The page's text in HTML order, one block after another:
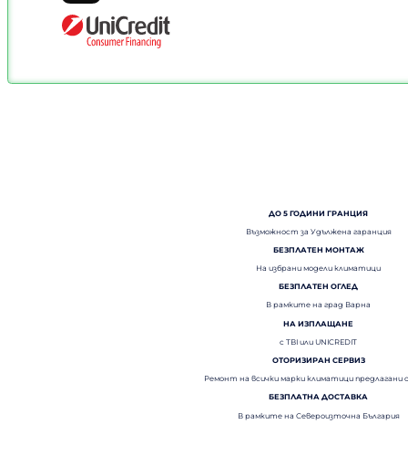
ДО 5 ГОДИНИ ГРАНЦИЯ
Възможност за Удължена гаранция
БЕЗПЛАТЕН МОНТАЖ
На избрани модели климатици
БЕЗПЛАТЕН ОГЛЕД
В рамките на град Варна
НА ИЗПЛАЩАНЕ
с TBI или UNICREDIT
ОТОРИЗИРАН СЕРВИЗ
Ремонт на всички марки климатици предлагани
БЕЗПЛАТНА ДОСТАВКА
В рамките на Североизточна България